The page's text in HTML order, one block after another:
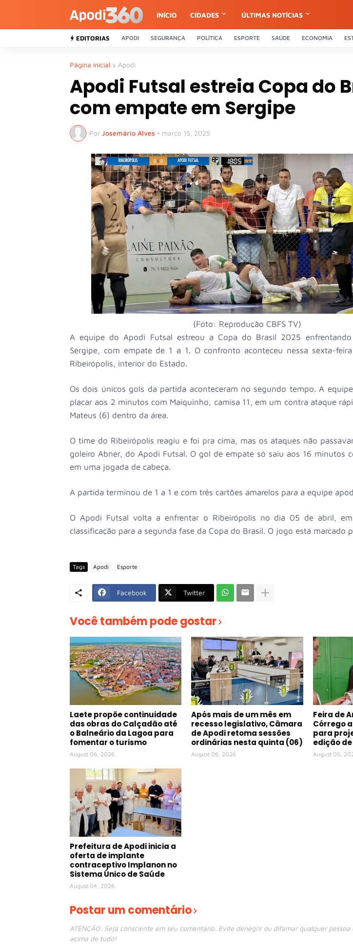
INÍCIO CIDADES ÚLTIMAS NOTÍCIAS
EDITORIAS APODI SEGURANÇA POLÍTICA ESPORTE SAÚDE ECONOMIA
Página inicial Apodi
Apodi Futsal estreia Copa do
com empate em Sergipe
Por Josemário Alves • março 15, 2025
(Foto: Reprodução CBFS TV)
A equipe do Apodi Futsal estreou a Copa do Brasil 2025
Sergipe, com empate de 1 a 1. O confronto aconteceu nessa sexta-
Ribeirópolis, interior do Estado.
Os dois únicos gols da partida aconteceram no segundo tempo. A
placar aos 2 minutos com Maiquinho, camisa 11, em um contra ataque
Mateus (6) dentro da área.
O time do Ribeirópolis reagiu e foi pra cima, mas os ataques não
goleiro Abner, do Apodi Futsal. O gol de empate só saiu aos 16 minutos
em uma jogada de cabeça.
A partida terminou de 1 a 1 e com três cartões amarelos para a equipe
O Apodi Futsal volta a enfrentar o Ribeirópolis no dia 05 de abril,
classificação para a segunda fase da Copa do Brasil. O jogo está marcado
Tags Apodi Esporte
Facebook Twitter
Você também pode gostar
Laete propõe continuidade
das obras do Calçadão até
o Balneário da Lagoa para
fomentar o turismo
August 06, 2026
Após mais de um mês em
recesso legislativo, Câmara
de Apodi retoma sessões
ordinárias nesta quinta (06)
August 06, 2026
Feira de
Córrego
para
edição de
August 05,
Prefeitura de Apodi inicia a
oferta de implante
contraceptivo Implanon no
Sistema Único de Saúde
August 04, 2026
Postar um comentário
ATENÇÃO: Seja consciente em seu comentário. Evite denegrir ou difamar qualquer pessoa
acima de tudo!